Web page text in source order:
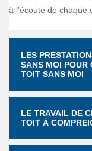
à l’écoute de chaque
LES
SANS MOI POUR
TOIT SANS MOI
LE TRAVAIL DE
TOIT À